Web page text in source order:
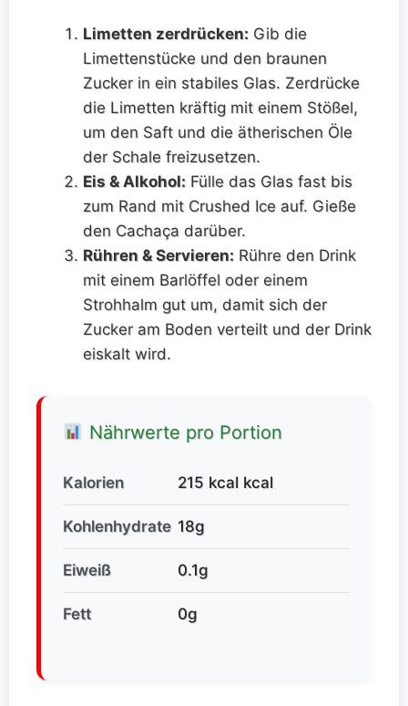
Limetten zerdrücken: Gib die
Limettenstücke und den braunen
Zucker in ein stabiles Glas. Zerdrücke
die Limetten kräftig mit einem Stößel,
um den Saft und die ätherischen Öle
der Schale freizusetzen.
Eis & Alkohol: Fülle das Glas fast bis
zum Rand mit Crushed Ice auf. Gieße
den Cachaça darüber.
Rühren & Servieren: Rühre den Drink
mit einem Barlöffel oder einem
Strohhalm gut um, damit sich der
Zucker am Boden verteilt und der Drink
eiskalt wird.
Nährwerte pro Portion
Kalorien 215 kcal kcal
Kohlenhydrate 18g
Eiweiß 0.1g
Fett 0g